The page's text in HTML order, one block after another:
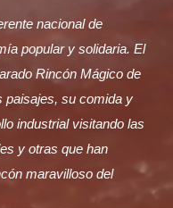
nacional de
popular y solidaria. El
Rincón Mágico de
paisajes, su comida y
industrial visitando las
y otras que han
maravilloso del